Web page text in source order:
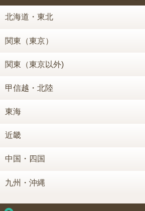
北海道・東北
関東（東京）
関東（東京以外)
甲信越・北陸
東海
近畿
中国・四国
九州・沖縄